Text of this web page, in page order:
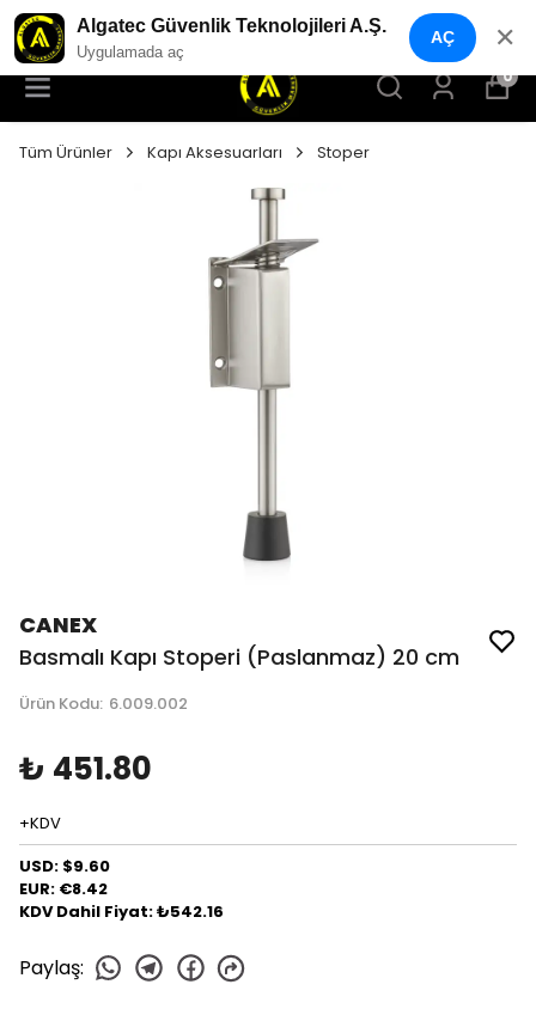
YENI NESIL GÜVENLIK GEÇIŞ SISTEMLERI
0
Tüm Ürünler Kapı Aksesuarları Stoper
CANEX
Basmalı Kapı Stoperi (Paslanmaz) 20 cm
Ürün Kodu: 6.009.002
₺ 451.80
+KDV
USD: $9.60
EUR: €8.42
KDV Dahil Fiyat: ₺542.16
Paylaş:
Algatec Güvenlik Teknolojileri A.Ş.
Uygulamada aç
AÇ ✕